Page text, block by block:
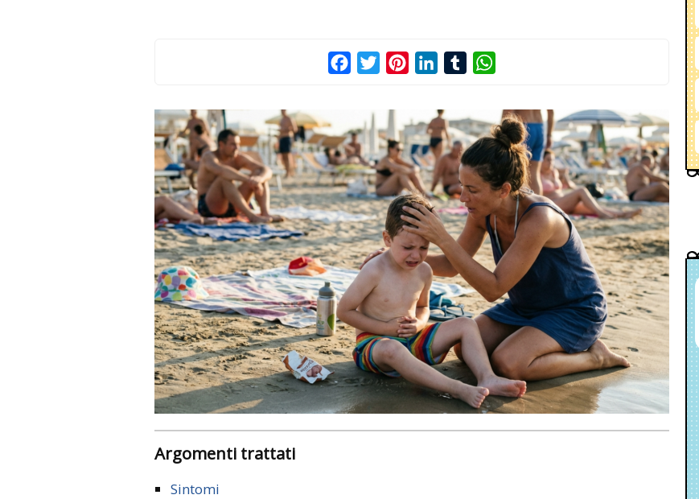
FacebookTwitterPinterestLinkedInTumblr
Argomenti trattati
Sintomi